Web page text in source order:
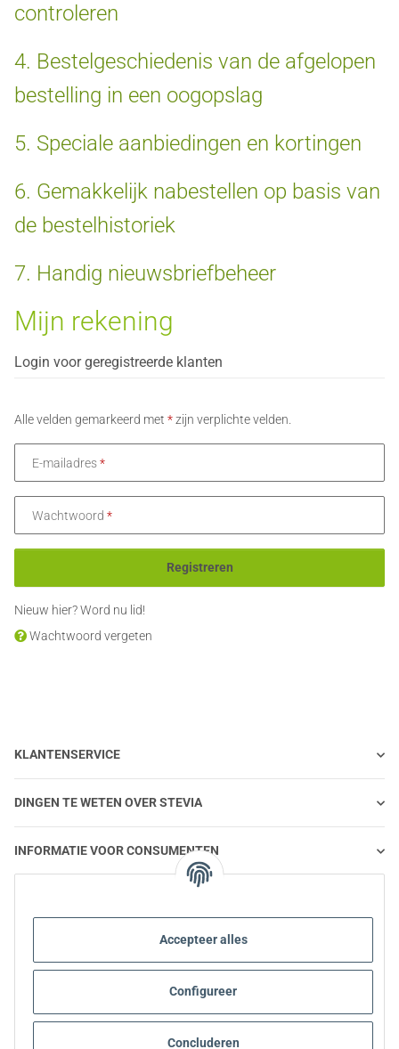
Accepteer alles
Configureer
Concluderen
controleren
4. Bestelgeschiedenis van de afgelopen
bestelling in een oogopslag
5. Speciale aanbiedingen en kortingen
6. Gemakkelijk nabestellen op basis van
de bestelhistoriek
7. Handig nieuwsbriefbeheer
Mijn rekening
Login voor geregistreerde klanten
Alle velden gemarkeerd met *zijn verplichte velden.
E-mailadres
Wachtwoord
Registreren
Nieuw hier?Word nu lid!
Wachtwoord vergeten
KLANTENSERVICE
DINGEN TE WETEN OVER STEVIA
INFORMATIE VOOR CONSUMENTEN
STEVIA | VRAGEN EN ANTWOORDEN
INFORMATIE OVER STEVIA PRODUCTEN